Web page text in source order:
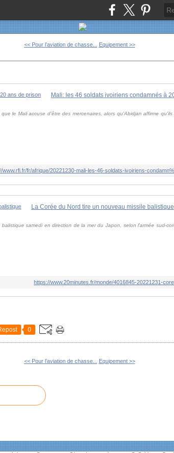
<< Pour l’aviation de chasse... Equipement >>
Mali: les 46 soldats ivoiriens condamnés à
le Mali accuse d'être des mercenaires, alors qu'Abidjan affirme
www.rfi.fr/fr/afrique/20221230-mali-les-46-soldats-ivoiriens-
La Corée du Nord tire un nouveau missile balistique
samedi en direction de la mer du Japon, selon l'armée sud-
https://www.20minutes.fr/monde/4016845-20221231-
0
<< Pour l’aviation de chasse... Equipement >>